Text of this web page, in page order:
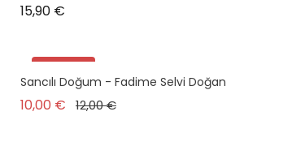
15,90 €
Promo !
Sancılı Doğum - Fadime Selvi Doğan
10,00 € Prix de base
12,00 €Prix